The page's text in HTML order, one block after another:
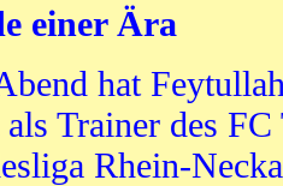
einer Ära
hat
Trainer des
Rhein-